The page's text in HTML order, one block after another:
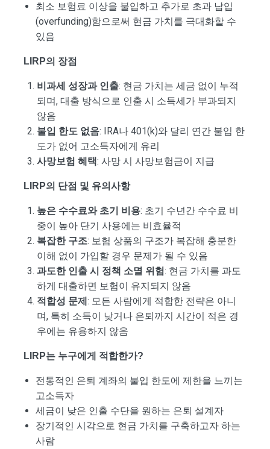
최소 보험료 이상을 불입하고 추가로 초과 납입
(overfunding)함으로써 현금 가치를 극대화할 수
있음
LIRP의 장점
비과세 성장과 인출: 현금 가치는 세금 없이 누적
되며, 대출 방식으로 인출 시 소득세가 부과되지
않음
불입 한도 없음: IRA나 401(k)와 달리 연간 불입 한
도가 없어 고소득자에게 유리
사망보험 혜택: 사망 시 사망보험금이 지급
LIRP의 단점 및 유의사항
높은 수수료와 초기 비용: 초기 수년간 수수료 비
중이 높아 단기 사용에는 비효율적
복잡한 구조: 보험 상품의 구조가 복잡해 충분한
이해 없이 가입할 경우 문제가 될 수 있음
과도한 인출 시 정책 소멸 위험: 현금 가치를 과도
하게 대출하면 보험이 유지되지 않음
적합성 문제: 모든 사람에게 적합한 전략은 아니
며, 특히 소득이 낮거나 은퇴까지 시간이 적은 경
우에는 유용하지 않음
LIRP는 누구에게 적합한가?
전통적인 은퇴 계좌의 불입 한도에 제한을 느끼는
고소득자
세금이 낮은 인출 수단을 원하는 은퇴 설계자
장기적인 시각으로 현금 가치를 구축하고자 하는
사람